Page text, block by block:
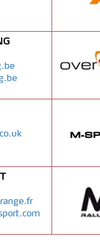
realizadas apenas
tal se afigure
dos serviços a
de certo tipo de
pode ter impacto na
e nos serviços
cookies do site.